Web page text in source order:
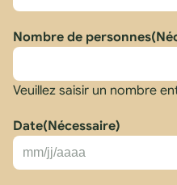
Nombre de personnes
Veuillez saisir un nombre
Date(Nécessaire)
MM